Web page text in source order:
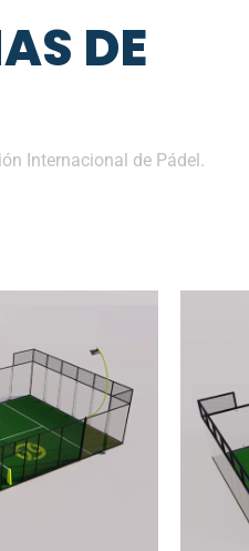
DE
Internacional de Pádel.